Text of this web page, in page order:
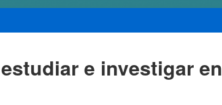
e investigar en